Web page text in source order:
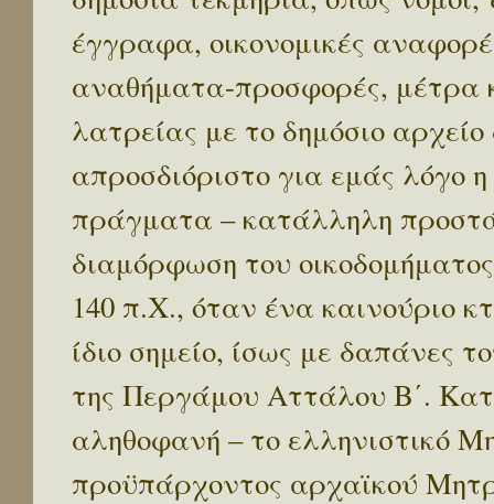
έγγραφα, οικονομικές
αναθήματα-προσφορές, μέτρα
λατρείας με το δημόσιο
απροσδιόριστο για εμάς λόγο
πράγματα – κατάλληλη
διαμόρφωση του
140 π.Χ., όταν ένα καινούριο
ίδιο σημείο, ίσως με δαπάνες
της Περγάμου Αττάλου Β΄.
αληθοφανή – το ελληνιστικό
προϋπάρχοντος αρχαϊκού